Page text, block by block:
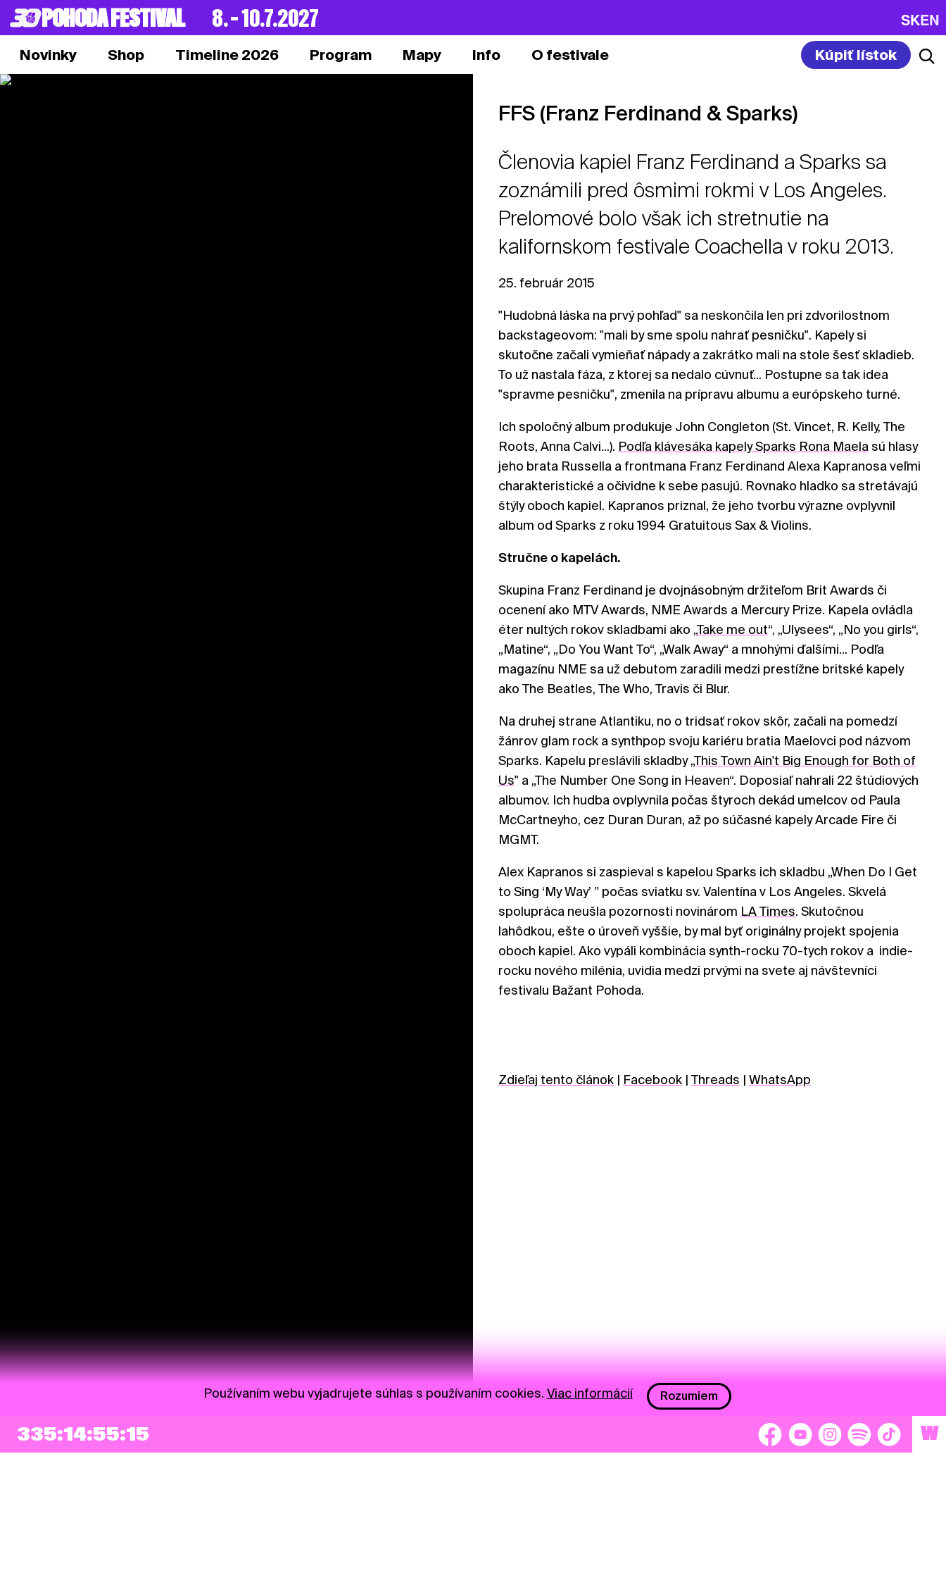
POHODA FESTIVAL 8. – 10.7.2027 SKEN
Novinky Shop Timeline 2026 Program Mapy Info O festivale Kúpiť lístok
FFS (Franz Ferdinand & Sparks)
Členovia kapiel Franz Ferdinand a Sparks sa
zoznámili pred ôsmimi rokmi v Los Angeles.
Prelomové bolo však ich stretnutie na
kalifornskom festivale Coachella v roku 2013.
25. február 2015
"Hudobná láska na prvý pohľad" sa neskončila len pri zdvorilostnom
backstageovom: "mali by sme spolu nahrať pesničku". Kapely si
skutočne začali vymieňať nápady a zakrátko mali na stole šesť skladieb.
To už nastala fáza, z ktorej sa nedalo cúvnuť... Postupne sa tak idea
"spravme pesničku", zmenila na prípravu albumu a európskeho turné.
Ich spoločný album produkuje John Congleton (St. Vincet, R. Kelly, The
Roots, Anna Calvi...). Podľa klávesáka kapely Sparks Rona Maela sú hlasy
jeho brata Russella a frontmana Franz Ferdinand Alexa Kapranosa veľmi
charakteristické a očividne k sebe pasujú. Rovnako hladko sa stretávajú
štýly oboch kapiel. Kapranos priznal, že jeho tvorbu výrazne ovplyvnil
album od Sparks z roku 1994 Gratuitous Sax & Violins.
Stručne o kapelách.
Skupina Franz Ferdinand je dvojnásobným držiteľom Brit Awards či
ocenení ako MTV Awards, NME Awards a Mercury Prize. Kapela ovládla
éter nultých rokov skladbami ako „Take me out“, „Ulysees“, „No you girls“,
„Matine“, „Do You Want To“, „Walk Away“ a mnohými ďalšími... Podľa
magazínu NME sa už debutom zaradili medzi prestížne britské kapely
ako The Beatles, The Who, Travis či Blur.
Na druhej strane Atlantiku, no o tridsať rokov skôr, začali na pomedzí
žánrov glam rock a synthpop svoju kariéru bratia Maelovci pod názvom
Sparks. Kapelu preslávili skladby „This Town Ain't Big Enough for Both of
Us" a „The Number One Song in Heaven“. Doposiaľ nahrali 22 štúdiových
albumov. Ich hudba ovplyvnila počas štyroch dekád umelcov od Paula
McCartneyho, cez Duran Duran, až po súčasné kapely Arcade Fire či
MGMT.
Alex Kapranos si zaspieval s kapelou Sparks ich skladbu „When Do I Get
to Sing ‘My Way’ ” počas sviatku sv. Valentína v Los Angeles. Skvelá
spolupráca neušla pozornosti novinárom LA Times. Skutočnou
lahôdkou, ešte o úroveň vyššie, by mal byť originálny projekt spojenia
oboch kapiel. Ako vypáli kombinácia synth-rocku 70-tych rokov a indie-
rocku nového milénia, uvidia medzi prvými na svete aj návštevníci
festivalu Bažant Pohoda.
Zdieľaj tento článok | Facebook | Threads | WhatsApp
335:14:55:14 W
Používaním webu vyjadrujete súhlas s používaním cookies. Viac informácií Rozumiem